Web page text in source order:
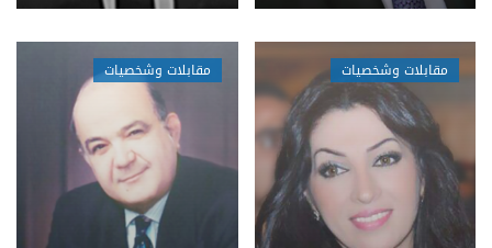
مقابلات وشخصيات مقابلات وشخصيات